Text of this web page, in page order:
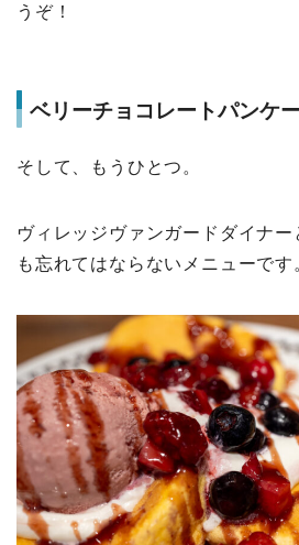
うぞ！
ベリーチョコレートパンケ
そして、もうひとつ。
ヴィレッジヴァンガードダイナー
も忘れてはならないメニューです